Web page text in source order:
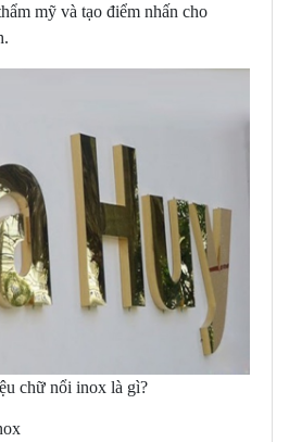
mỹ và tạo điểm nhấn cho
chữ nổi inox là gì?